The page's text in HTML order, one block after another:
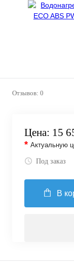
Отзывов: 0
Цена: 15
* Актуальную
Под заказ
В